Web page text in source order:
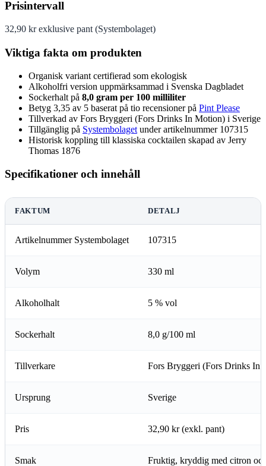
Prisintervall
32,90 kr exklusive pant (Systembolaget)
Viktiga fakta om produkten
Organisk variant certifierad som ekologisk
Alkoholfri version uppmärksammad i Svenska Dagbladet
Sockerhalt på 8,0 gram per 100 milliliter
Betyg 3,35 av 5 baserat på tio recensioner på Pint Please
Tillverkad av Fors Bryggeri (Fors Drinks In Motion) i Sverige
Tillgänglig på Systembolaget under artikelnummer 107315
Historisk koppling till klassiska cocktailen skapad av Jerry
Thomas 1876
Specifikationer och innehåll
FAKTUM DETALJ
Artikelnummer Systembolaget 107315
Volym 330 ml
Alkoholhalt 5 % vol
Sockerhalt 8,0 g/100 ml
Tillverkare Fors Bryggeri (Fors Drinks In
Ursprung Sverige
Pris 32,90 kr (exkl. pant)
Smak Fruktig, kryddig med citron